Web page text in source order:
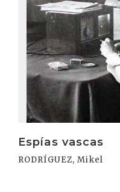
Espías vascas
RODRÍGUEZ, Mikel